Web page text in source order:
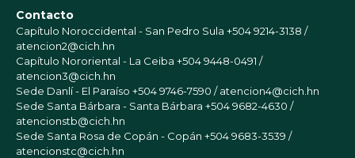
Contacto
Capítulo Noroccidental - San Pedro Sula +504 9214-3138 /
atencion2@cich.hn
Capítulo Nororiental - La Ceiba +504 9448-0491 /
atencion3@cich.hn
Sede Danlí - El Paraíso +504 9746-7590 / atencion4@cich.hn
Sede Santa Bárbara - Santa Bárbara +504 9682-4630 /
atencionstb@cich.hn
Sede Santa Rosa de Copán - Copán +504 9683-3539 /
atencionstc@cich.hn